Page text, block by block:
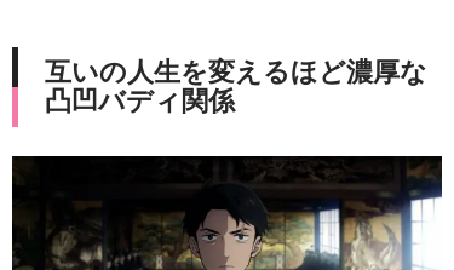
互いの人生を変えるほど濃厚な
凸凹バディ関係